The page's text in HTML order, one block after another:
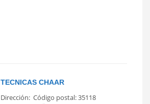
TECNICAS CHAAR
Dirección: Código postal: 35118